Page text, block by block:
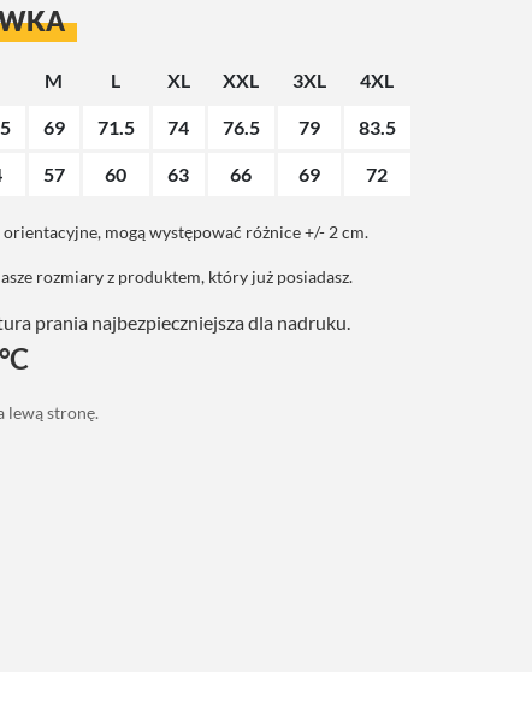
M L XL XXL 3XL 4XL
69 71.5 74 76.5 79 83.5
57 60 63 66 69 72
mogą występować różnice +/- 2 cm.
rozmiary z produktem, który już posiadasz.
prania najbezpieczniejsza dla nadruku.
lewą stronę.